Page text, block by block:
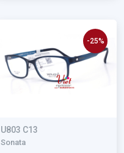
U803 C13
Sonata
-25%